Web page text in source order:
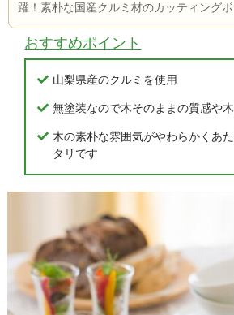
躍！素朴な国産クルミ材のカッティング
おすすめポイント
山梨県産のクルミを使用
無塗装なので木そのままの質感や
木の素朴な雰囲気がやわらかくあ
タリです